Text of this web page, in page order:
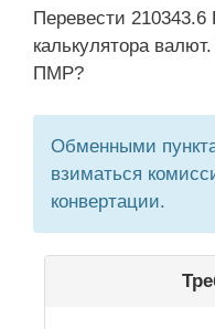
Перевести
калькулятора
ПМР?
Обменными
взиматься
конвертации.